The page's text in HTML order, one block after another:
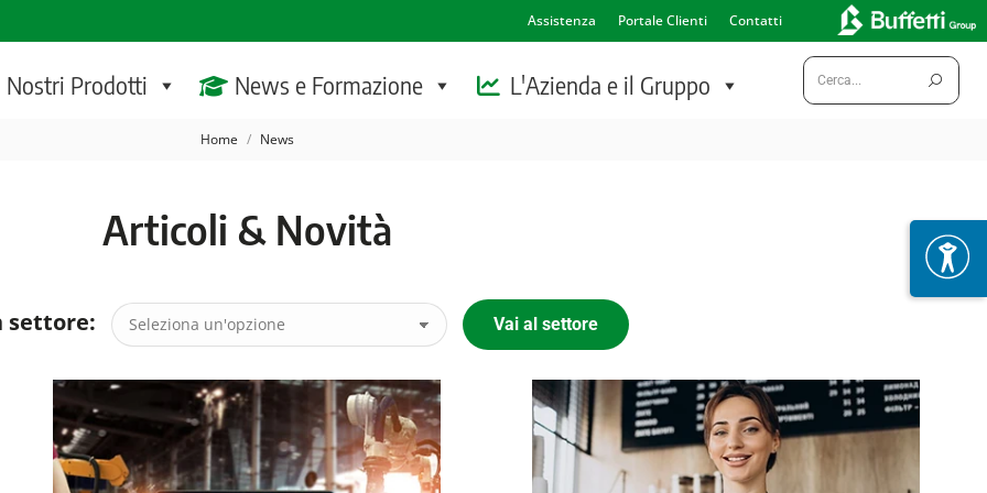
Assistenza Portale Clienti Contatti
Nostri Prodotti News e Formazione L'Azienda e il Gruppo
Cerca:
Tu sei qui:
Home News
Articoli & Novità
settore: Vai al settore